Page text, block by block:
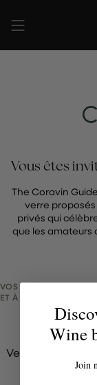
au
contenu
de
Vous êtes
The Coravin
verre
privés qui
que les amateurs
VOS MODIFICATIONS
ET À MESURE.
Veuillez
Wine
Join